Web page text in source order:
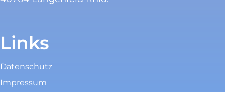
Links
Datenschutz
Impressum